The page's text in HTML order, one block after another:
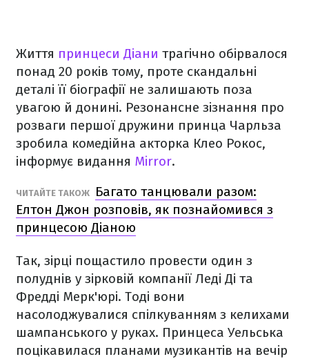
Життя принцеси Діани трагічно обірвалося
понад 20 років тому, проте скандальні
деталі її біографії не залишають поза
увагою й донині. Резонансне зізнання про
розваги першої дружини принца Чарльза
зробила комедійна акторка Клео Рокос,
інформує видання Mirror.
ЧИТАЙТЕ ТАКОЖ
Багато танцювали разом:
Елтон Джон розповів, як познайомився з
принцесою Діаною
Так, зірці пощастило провести один з
полуднів у зірковій компанії Леді Ді та
Фредді Мерк'юрі. Тоді вони
насолоджувалися спілкуванням з келихами
шампанського у руках. Принцеса Уельська
поцікавилася планами музикантів на вечір